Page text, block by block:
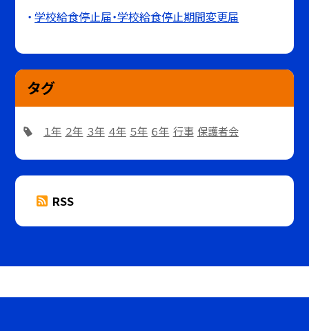
学校給食停止届・学校給食停止期間変更届
タグ
１年 ２年 ３年 ４年 ５年 ６年 行事 保護者会
RSS